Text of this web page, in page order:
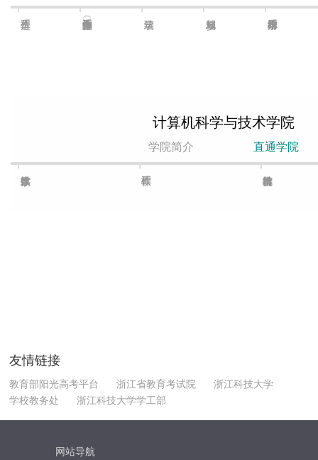
计算机科学与技术学院
学院简介 直通学院
友情链接
教育部阳光高考平台 浙江省教育考试院
浙江科技大学
学校教务处
浙江科技大学学工部
网站导航